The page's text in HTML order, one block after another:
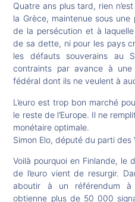
Quatre ans plus tard, rien
la Grèce, maintenue sous
de la persécution et à
de sa dette, ni pour les pays
les défauts souverains au
contraints par avance à
fédéral dont ils ne veulent à
L’euro est trop bon marché
le reste de l’Europe. Il ne
monétaire optimale.
Simon Elo, député du parti des
Voilà pourquoi en Finlande, le
de l’euro vient de resurgir.
aboutir à un référendum à
obtienne plus de 50 000